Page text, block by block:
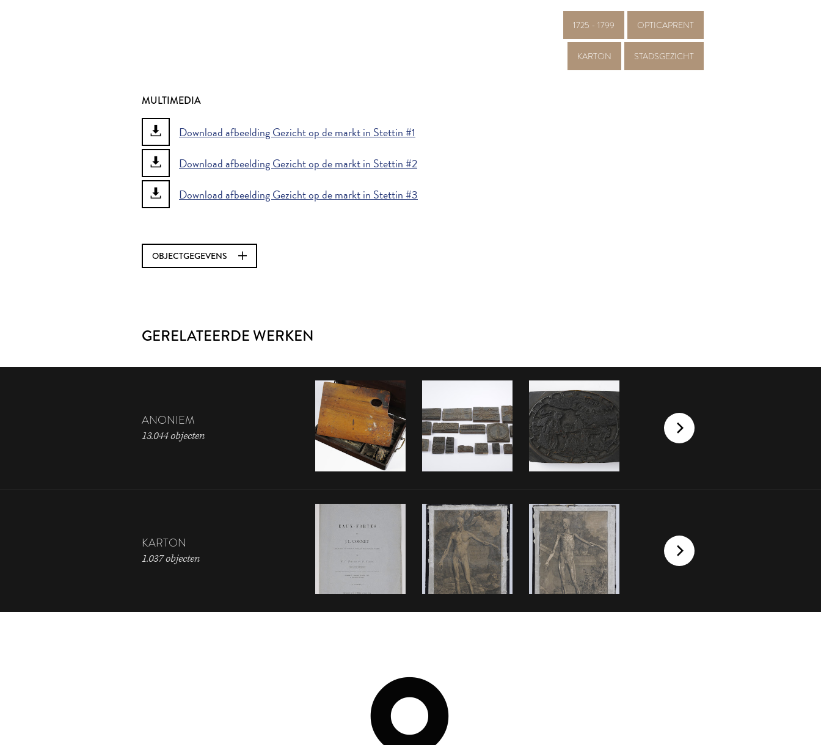
1725 - 1799 OPTICAPRENT
KARTON STADSGEZICHT
MULTIMEDIA
Download afbeelding Gezicht op de markt in Stettin #1
Download afbeelding Gezicht op de markt in Stettin #2
Download afbeelding Gezicht op de markt in Stettin #3
OBJECTGEGEVENS
GERELATEERDE WERKEN
ANONIEM
13.044 objecten
KARTON
1.037 objecten